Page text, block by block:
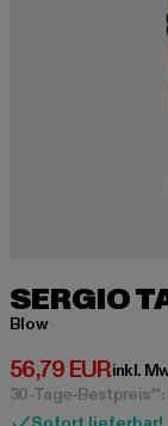
SERGIO
Blow
56,79 EUR
Derzeitigerinkl.
30-Tage-Bestpreis**: